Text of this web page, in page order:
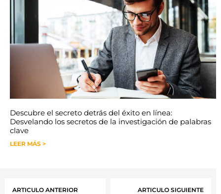
Descubre el secreto detrás del éxito en línea:
Desvelando los secretos de la investigación de palabras
clave
LEER MÁS >
ARTICULO ANTERIOR ARTICULO SIGUIENTE